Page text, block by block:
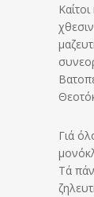
Γιά
Τά